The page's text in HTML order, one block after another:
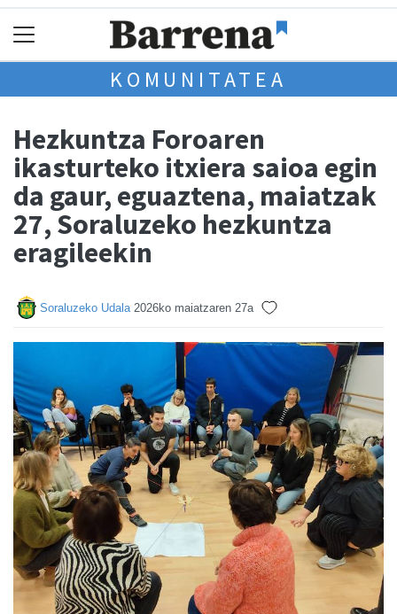
KOMUNITATEA
Hezkuntza Foroaren
ikasturteko itxiera saioa egin
da gaur, eguaztena, maiatzak
27, Soraluzeko hezkuntza
eragileekin
Soraluzeko Udala 2026ko maiatzaren 27a